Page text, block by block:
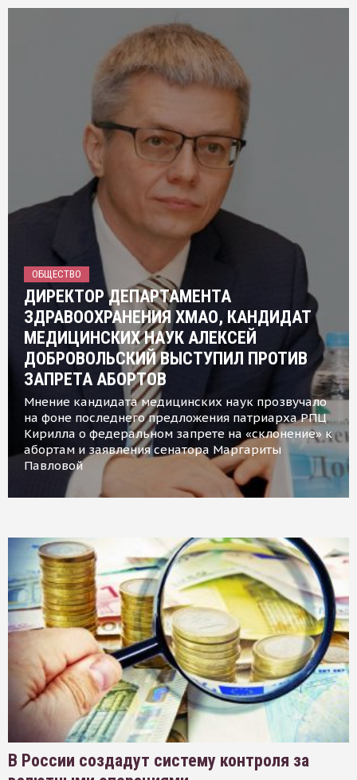
ОБЩЕСТВО
ДИРЕКТОР ДЕПАРТАМЕНТА
ЗДРАВООХРАНЕНИЯ ХМАО, КАНДИДАТ
МЕДИЦИНСКИХ НАУК АЛЕКСЕЙ
ДОБРОВОЛЬСКИЙ ВЫСТУПИЛ ПРОТИВ
ЗАПРЕТА АБОРТОВ
Мнение кандидата медицинских наук прозвучало
на фоне последнего предложения патриарха РПЦ
Кирилла о федеральном запрете на «склонение» к
абортам и заявления сенатора Маргариты
Павловой
В России создадут систему контроля за